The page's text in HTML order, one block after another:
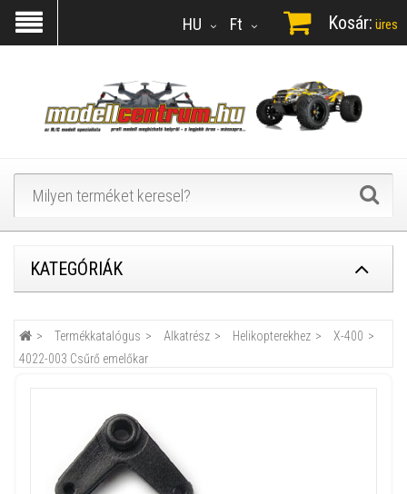
Ft
HU Kosár: üres
KATEGÓRIÁK
Termékkatalógus Alkatrész Helikopterekhez
X-400
4022-003 Csűrő emelőkar